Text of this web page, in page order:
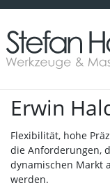
Erwin
Flexibilität, hohe
die Anforderungen,
dynamischen Markt
werden.